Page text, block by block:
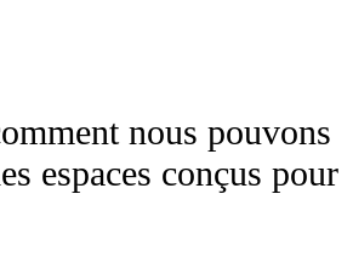
nous pouvons
espaces conçus pour